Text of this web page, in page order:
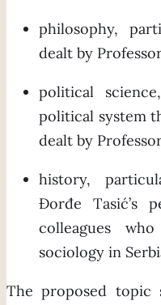
philosophy,
dealt by
political
political system
dealt by
history,
Đorđe Tasić’s
colleagues
sociology in
The proposed topic